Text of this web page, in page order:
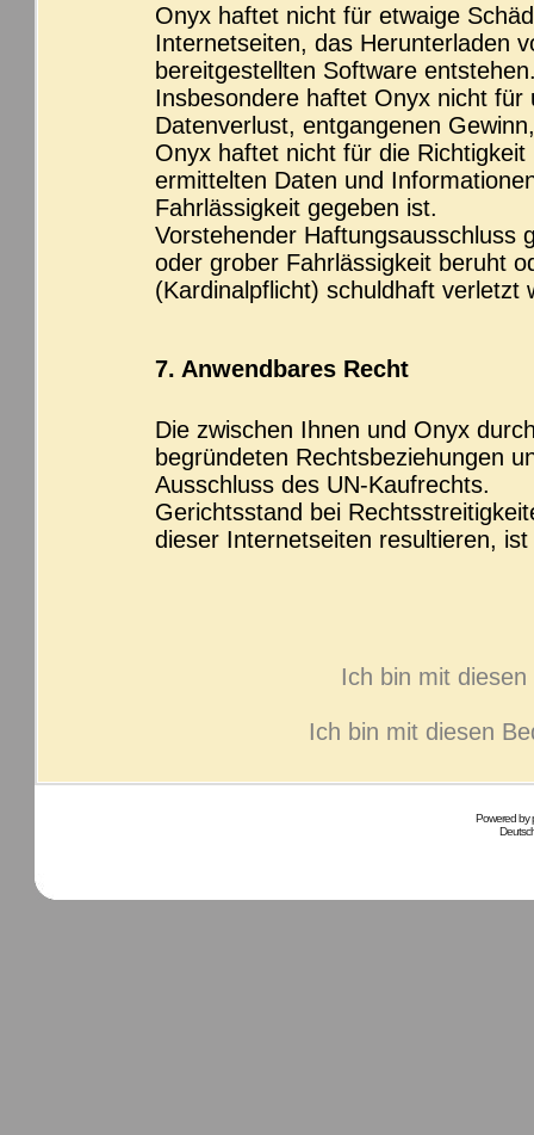
Onyx haftet nicht für etwaige
Internetseiten, das Herunterladen
bereitgestellten Software
Insbesondere haftet Onyx nicht
Datenverlust, entgangenen
Onyx haftet nicht für die
ermittelten Daten und
Fahrlässigkeit gegeben ist.
Vorstehender Haftungsausschluss
oder grober Fahrlässigkeit beruht
(Kardinalpflicht) schuldhaft verletzt
7. Anwendbares Recht
Die zwischen Ihnen und Onyx
begründeten Rechtsbeziehungen
Ausschluss des UN-Kaufrechts.
Gerichtsstand bei
dieser Internetseiten resultieren,
Ich bin mit
Ich bin mit diesen
Powered by